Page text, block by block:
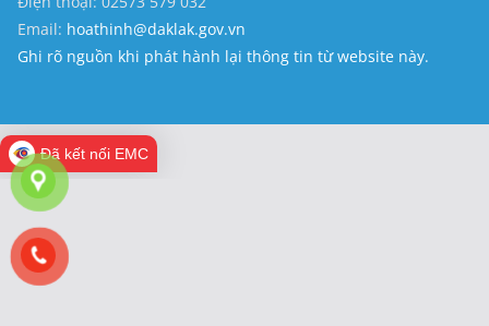
Email: hoathinh@daklak.gov.vn
Ghi rõ nguồn khi phát hành lại thông tin từ website này.
Đã kết nối EMC